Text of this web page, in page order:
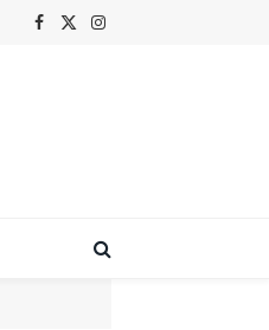
Facebook
X
Instagram